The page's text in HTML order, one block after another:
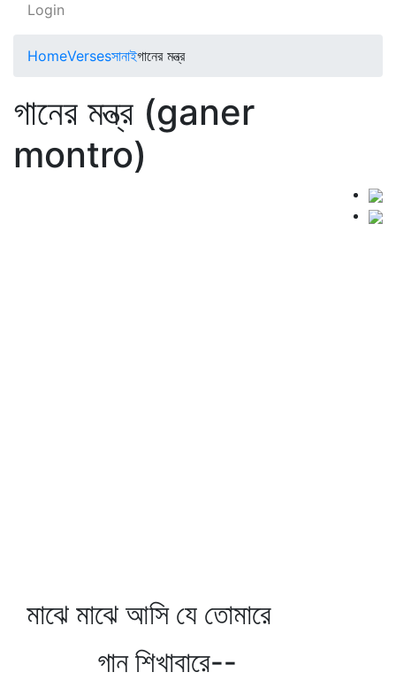
Login
HomeVersesসানাইগানের মন্ত্র
গানের মন্ত্র (ganer
montro)
মাঝে মাঝে আসি যে তোমারে
গান শিখাবারে--